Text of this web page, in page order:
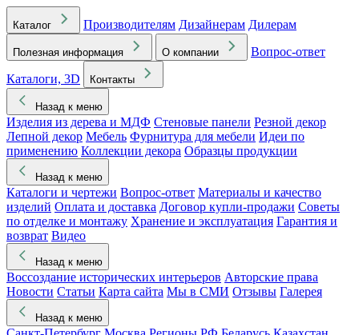
Каталог Производителям Дизайнерам Дилерам
Полезная информация О компании
Вопрос-ответ
Каталоги, 3D
Контакты
Назад к меню
Изделия из дерева и МДФ Стеновые панели Резной декор
Лепной декор Мебель Фурнитура для мебели Идеи по
применению Коллекции декора Образцы продукции
Назад к меню
Каталоги и чертежи Вопрос-ответ Материалы и качество
изделий Оплата и доставка Договор купли-продажи Советы
по отделке и монтажу Хранение и эксплуатация Гарантия и
возврат Видео
Назад к меню
Воссоздание исторических интерьеров Авторские права
Новости Статьи Карта сайта Мы в СМИ Отзывы Галерея
Назад к меню